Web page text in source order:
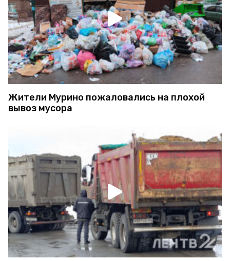
Жители Мурино пожаловались на плохой
вывоз мусора